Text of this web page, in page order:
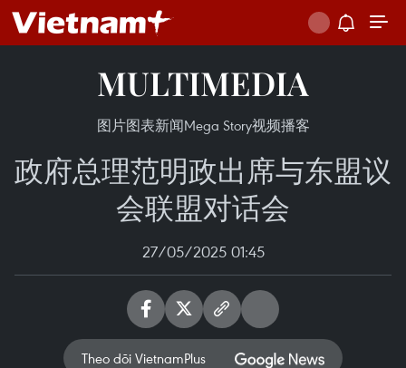
MULTIMEDIA
图片图表新闻Mega Story视频播客
政府总理范明政出席与东盟议
会联盟对话会
27/05/2025 01:45
Theo dõi VietnamPlus